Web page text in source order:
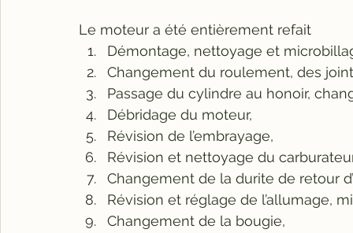
Le moteur a été entièrement refait
Démontage, nettoyage et
Changement du roulement, des
Passage du cylindre au honoir,
Débridage du moteur,
Révision de l’embrayage,
Révision et nettoyage du
Changement de la durite de retour
Révision et réglage de l’allumage,
Changement de la bougie,